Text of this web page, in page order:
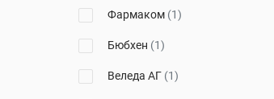
Фармаком (1)
Бюбхен (1)
Веледа АГ (1)